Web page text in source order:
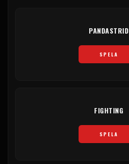
PANDASTRID
SPELA
FIGHTING
SPELA